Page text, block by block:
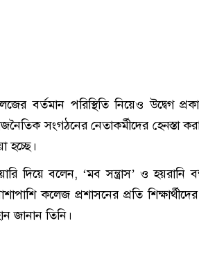
বর্তমান পরিস্থিতি নিয়েও উদ্বেগ
সংগঠনের নেতাকর্মীদের হেনস্তা
হচ্ছে।
দিয়ে বলেন, ‘মব সন্ত্রাস’ ও
কলেজ প্রশাসনের প্রতি
জানান তিনি।